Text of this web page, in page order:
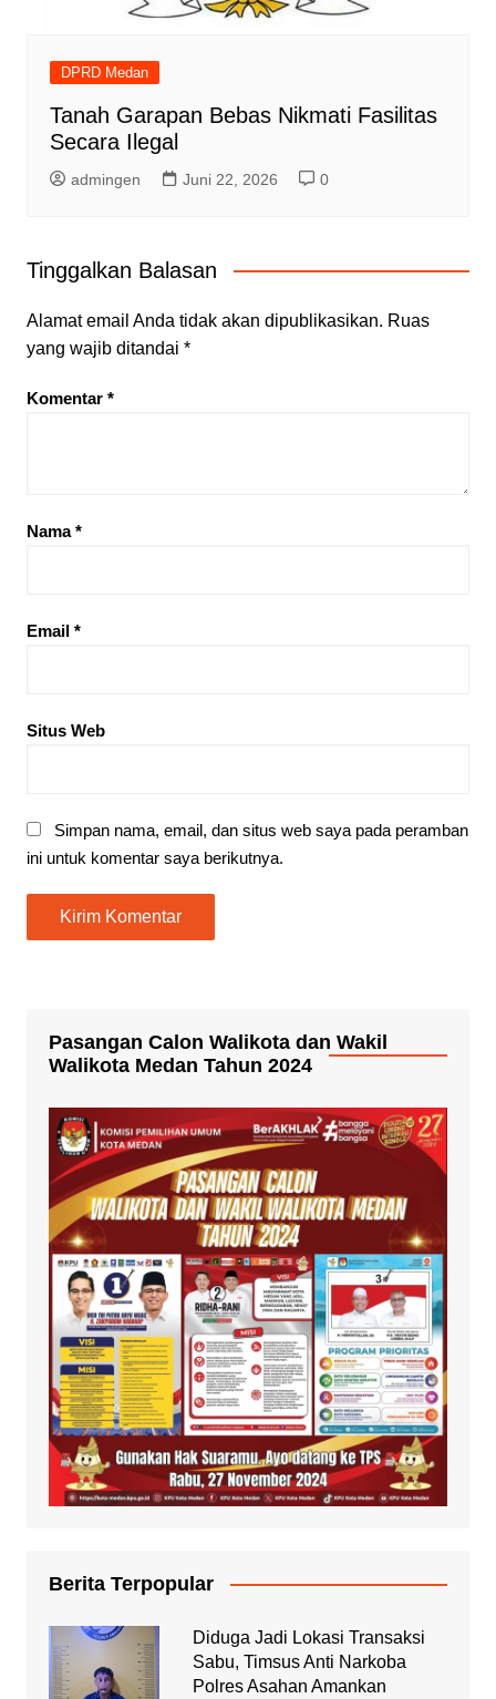
DPRD Medan
Tanah Garapan Bebas Nikmati Fasilitas
Secara Ilegal
admingen Juni 22, 2026 0
Tinggalkan Balasan
Alamat email Anda tidak akan dipublikasikan. Ruas
yang wajib ditandai *
Komentar *
Nama*
Email *
Situs Web
Simpan nama, email, dan situs web saya pada peramban
ini untuk komentar saya berikutnya.
Pasangan Calon Walikota dan Wakil
Walikota Medan Tahun 2024
Berita Terpopular
Diduga Jadi Lokasi Transaksi
Sabu, Timsus Anti Narkoba
Polres Asahan Amankan